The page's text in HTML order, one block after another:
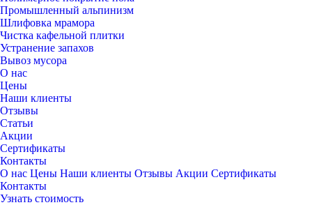
Промышленный альпинизм
Шлифовка мрамора
Чистка кафельной плитки
Устранение запахов
Вывоз мусора
О нас
Цены
Наши клиенты
Отзывы
Статьи
Акции
Сертификаты
Контакты
О нас Цены Наши клиенты Отзывы Акции Сертификаты
Контакты
Узнать стоимость